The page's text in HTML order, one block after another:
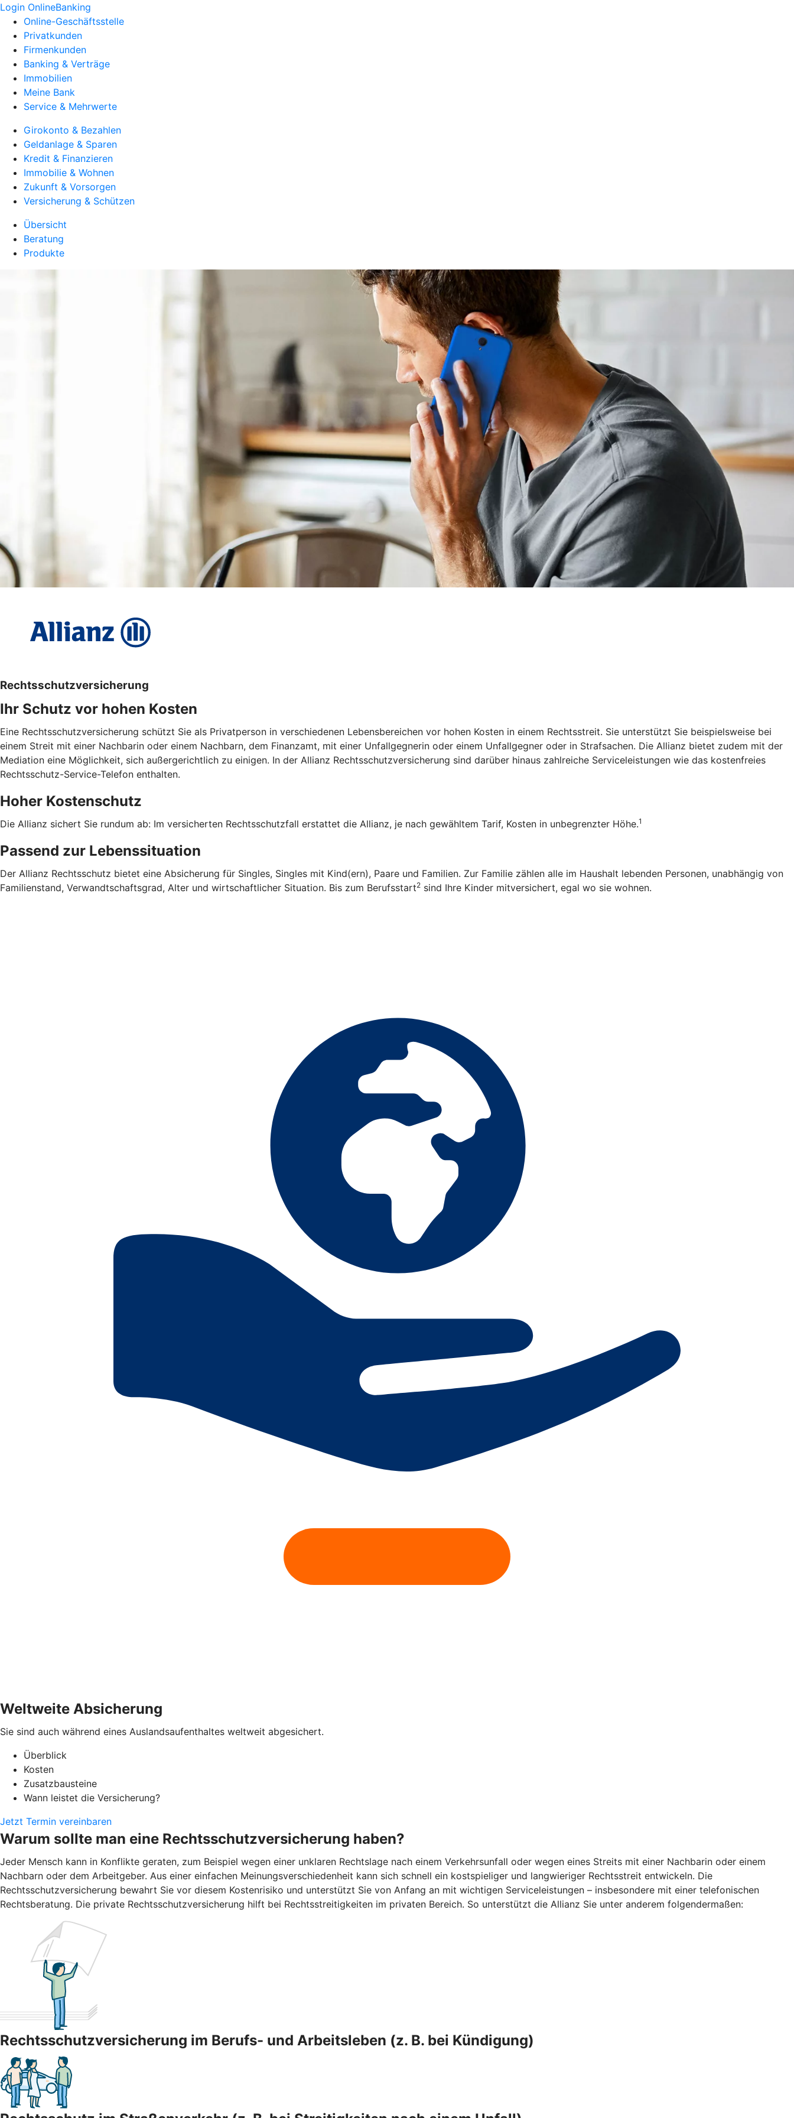
Login OnlineBanking
Online-Geschäftsstelle
Privatkunden
Firmenkunden
Banking & Verträge
Immobilien
Meine Bank
Service & Mehrwerte
Girokonto & Bezahlen
Geldanlage & Sparen
Kredit & Finanzieren
Immobilie & Wohnen
Zukunft & Vorsorgen
Versicherung & Schützen
Übersicht
Beratung
Produkte
Rechtsschutzversicherung
Ihr Schutz vor hohen Kosten
Eine Rechtsschutzversicherung schützt Sie als Privatperson in verschiedenen Lebensbereichen vor hohen Kosten in einem Rechtsstreit. Sie unterstützt Sie beispielsweise bei
einem Streit mit einer Nachbarin oder einem Nachbarn, dem Finanzamt, mit einer Unfallgegnerin oder einem Unfallgegner oder in Strafsachen. Die Allianz bietet zudem mit der
Mediation eine Möglichkeit, sich außergerichtlich zu einigen. In der Allianz Rechtsschutzversicherung sind darüber hinaus zahlreiche Serviceleistungen wie das kostenfreies
Rechtsschutz-Service-Telefon enthalten.
Hoher Kostenschutz
Die Allianz sichert Sie rundum ab: Im versicherten Rechtsschutzfall erstattet die Allianz, je nach gewähltem Tarif, Kosten in unbegrenzter Höhe.1
Passend zur Lebenssituation
Der Allianz Rechtsschutz bietet eine Absicherung für Singles, Singles mit Kind(ern), Paare und Familien. Zur Familie zählen alle im Haushalt lebenden Personen, unabhängig von
Familienstand, Verwandtschaftsgrad, Alter und wirtschaftlicher Situation. Bis zum Berufsstart2 sind Ihre Kinder mitversichert, egal wo sie wohnen.
Weltweite Absicherung
Sie sind auch während eines Auslandsaufenthaltes weltweit abgesichert.
Überblick
Kosten
Zusatzbausteine
Wann leistet die Versicherung?
Jetzt Termin vereinbaren
Warum sollte man eine Rechtsschutzversicherung haben?
Jeder Mensch kann in Konflikte geraten, zum Beispiel wegen einer unklaren Rechtslage nach einem Verkehrsunfall oder wegen eines Streits mit einer Nachbarin oder einem
Nachbarn oder dem Arbeitgeber. Aus einer einfachen Meinungsverschiedenheit kann sich schnell ein kostspieliger und langwieriger Rechtsstreit entwickeln. Die
Rechtsschutzversicherung bewahrt Sie vor diesem Kostenrisiko und unterstützt Sie von Anfang an mit wichtigen Serviceleistungen – insbesondere mit einer telefonischen
Rechtsberatung. Die private Rechtsschutzversicherung hilft bei Rechtsstreitigkeiten im privaten Bereich. So unterstützt die Allianz Sie unter anderem folgendermaßen:
Rechtsschutzversicherung im Berufs- und Arbeitsleben (z. B. bei Kündigung)